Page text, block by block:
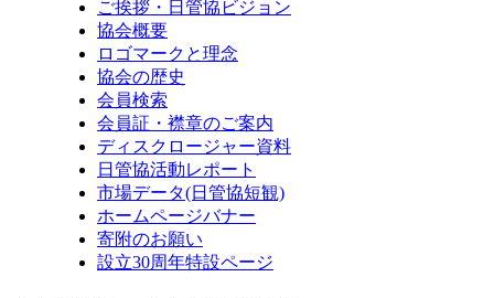
ご挨拶・日管協ビジョン
協会概要
ロゴマークと理念
協会の歴史
会員検索
会員証・襟章のご案内
ディスクロージャー資料
日管協活動レポート
市場データ(日管協短観)
ホームページバナー
寄附のお願い
設立30周年特設ページ